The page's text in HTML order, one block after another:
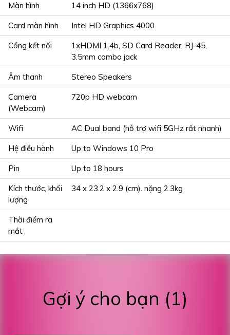
Màn hình 14 inch HD (1366x768)
Card màn hình Intel HD Graphics 4000
Cổng kết nối
1xHDMI 1.4b, SD Card Reader, RJ-45,
3.5mm combo jack
Âm thanh Stereo Speakers
Camera
(Webcam)
720p HD webcam
Wifi AC Dual band (hỗ trợ wifi 5GHz rất nhanh)
Hệ điều hành Up to Windows 10 Pro
Pin Up to 18 hours
Kích thước, khối
lượng
34 x 23.2 x 2.9 (cm). nặng 2.3kg
Thời điểm ra
mắt
Gợi ý cho bạn (1)